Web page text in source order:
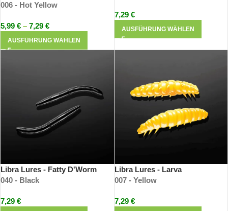
006 - Hot Yellow
5,99 € – 7,29 €
AUSFÜHRUNG WÄHLEN
7,29 €
AUSFÜHRUNG WÄHLEN
Libra Lures - Fatty D'Worm
040 - Black
7,29 €
Libra Lures - Larva
007 - Yellow
7,29 €